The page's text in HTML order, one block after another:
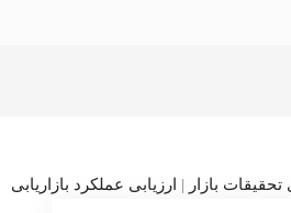
تحقیقات بازار | ارزیابی عملکرد بازاریابی